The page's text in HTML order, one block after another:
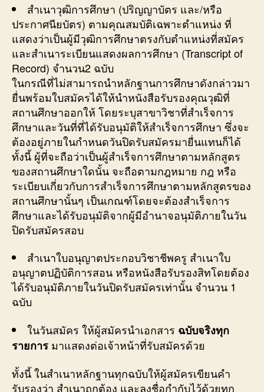
สำเนาวุฒิการศึกษา (ปริญญาบัตร และ/หรือ
ประกาศนียบัตร) ตามคุณสมบัติเฉพาะตำแหน่ง ที่
แสดงว่าเป็นผู้มีวุฒิการศึกษาตรงกับตำแหน่งที่สมัคร
และสำเนาระเบียนแสดงผลการศึกษา (Transcript of
Record) จำนวน2 ฉบับ
ในกรณีที่ไม่สามารถนำหลักฐานการศึกษาดังกล่าวมา
ยื่นพร้อมใบสมัครได้ให้นำหนังสือรับรองคุณวุฒิที่
สถานศึกษาออกให้ โดยระบุสาขาวิชาที่สำเร็จการ
ศึกษาและวันที่ที่ได้รับอนุมัติให้สำเร็จการศึกษา ซึ่งจะ
ต้องอยู่ภายในกำหนดวันปิดรับสมัครมายื่นแทนก็ได้
ทั้งนี้ ผู้ที่จะถือว่าเป็นผู้สำเร็จการศึกษาตามหลักสูตร
ของสถานศึกษาใดนั้น จะถือตามกฎหมาย กฎ หรือ
ระเบียบเกี่ยวกับการสำเร็จการศึกษาตามหลักสูตรของ
สถานศึกษานั้นๆ เป็นเกณฑ์โดยจะต้องสำเร็จการ
ศึกษาและได้รับอนุมัติจากผู้มีอำนาจอนุมัติภายในวัน
ปิดรับสมัครสอบ
สำเนาใบอนุญาตประกอบวิชาชีพครู สำเนาใบ
อนุญาตปฏิบัติการสอน หรือหนังสือรับรองสิทโดยต้อง
ได้รับอนุมัติภายในวันปิดรับสมัครเท่านั้น จำนวน 1
ฉบับ
ในวันสมัคร ให้ผู้สมัครนำเอกสาร ฉบับจริงทุก
รายการ มาแสดงต่อเจ้าหน้าที่รับสมัครด้วย
ทั้งนี้ ในสำเนาหลักฐานทุกฉบับให้ผู้สมัครเขียนคำ
รับรองว่า สำเนาถูกต้อง และลงชื่อกำกับไว้ด้วยทุก